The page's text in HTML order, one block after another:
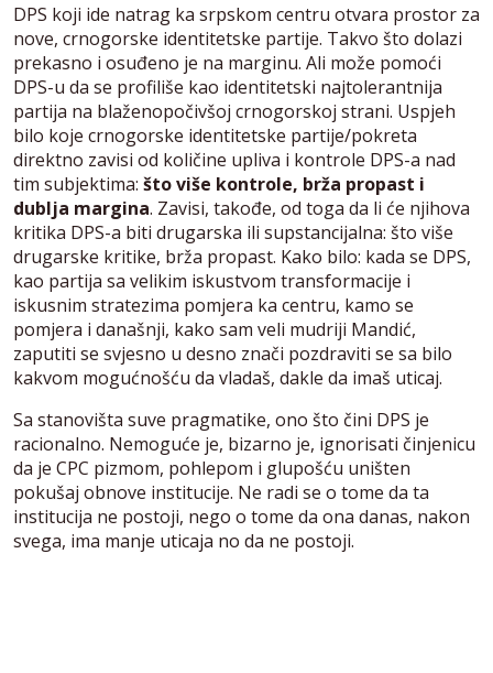
DPS koji ide natrag ka srpskom centru otvara prostor za
nove, crnogorske identitetske partije. Takvo što dolazi
prekasno i osuđeno je na marginu. Ali može pomoći
DPS-u da se profiliše kao identitetski najtolerantnija
partija na blaženopočivšoj crnogorskoj strani. Uspjeh
bilo koje crnogorske identitetske partije/pokreta
direktno zavisi od količine upliva i kontrole DPS-a nad
tim subjektima: što više kontrole, brža propast i
dublja margina. Zavisi, takođe, od toga da li će njihova
kritika DPS-a biti drugarska ili supstancijalna: što više
drugarske kritike, brža propast. Kako bilo: kada se DPS,
kao partija sa velikim iskustvom transformacije i
iskusnim stratezima pomjera ka centru, kamo se
pomjera i današnji, kako sam veli mudriji Mandić,
zaputiti se svjesno u desno znači pozdraviti se sa bilo
kakvom mogućnošću da vladaš, dakle da imaš uticaj.
Sa stanovišta suve pragmatike, ono što čini DPS je
racionalno. Nemoguće je, bizarno je, ignorisati činjenicu
da je CPC pizmom, pohlepom i glupošću uništen
pokušaj obnove institucije. Ne radi se o tome da ta
institucija ne postoji, nego o tome da ona danas, nakon
svega, ima manje uticaja no da ne postoji.